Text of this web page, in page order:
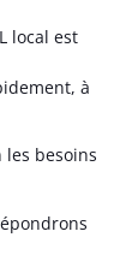
local est
à
les besoins